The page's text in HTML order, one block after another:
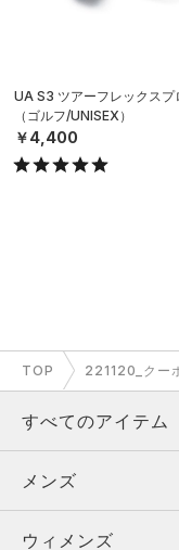
UA S3 ツアーフレックスプ
（ゴルフ/UNISEX）
￥4,400
TOP 221120_クー
すべてのアイテム
メンズ
ウィメンズ
メンズ
トップス
ウィメンズ